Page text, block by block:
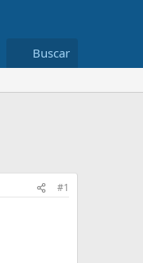
Buscar
#1